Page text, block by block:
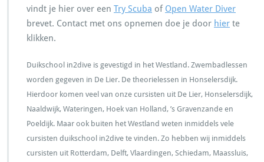
vindt je hier over een Try Scuba of Open Water Diver
brevet. Contact met ons opnemen doe je door hier te
klikken.
Duikschool in2dive is gevestigd in het Westland. Zwembadlessen
worden gegeven in De Lier. De theorielessen in Honselersdijk.
Hierdoor komen veel van onze cursisten uit De Lier, Honselersdijk,
Naaldwijk, Wateringen, Hoek van Holland, ’s Gravenzande en
Poeldijk. Maar ook buiten het Westland weten inmiddels vele
cursisten duikschool in2dive te vinden. Zo hebben wij inmiddels
cursisten uit Rotterdam, Delft, Vlaardingen, Schiedam, Maassluis,